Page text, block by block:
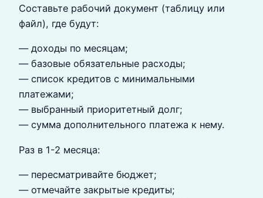
Составьте рабочий документ (таблицу или
файл), где будут:
— доходы по месяцам;
— базовые обязательные расходы;
— список кредитов с минимальными
платежами;
— выбранный приоритетный долг;
— сумма дополнительного платежа к нему.
Раз в 1-2 месяца:
— пересматривайте бюджет;
— отмечайте закрытые кредиты;